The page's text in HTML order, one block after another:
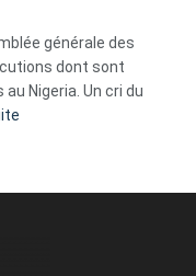
ses
tripes »
générale des
dont sont
Nigeria. Un cri du